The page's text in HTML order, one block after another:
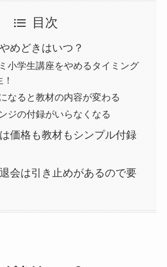
目次
めどきはいつ？
小学生講座をやめるタイミング
なると教材の内容が変わる
ジの付録がいらなくなる
価格も教材もシンプル付録
会は引き止めがあるので要